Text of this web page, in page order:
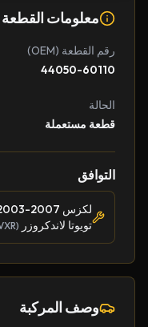
معلومات القطعة
رقم القطعة (OEM)
44050-60110
الحالة
قطعة مستعملة
التوافق
لكزس LX 2003-2007
تويوتا لاندكروزر (VXR)
وصف المركبة